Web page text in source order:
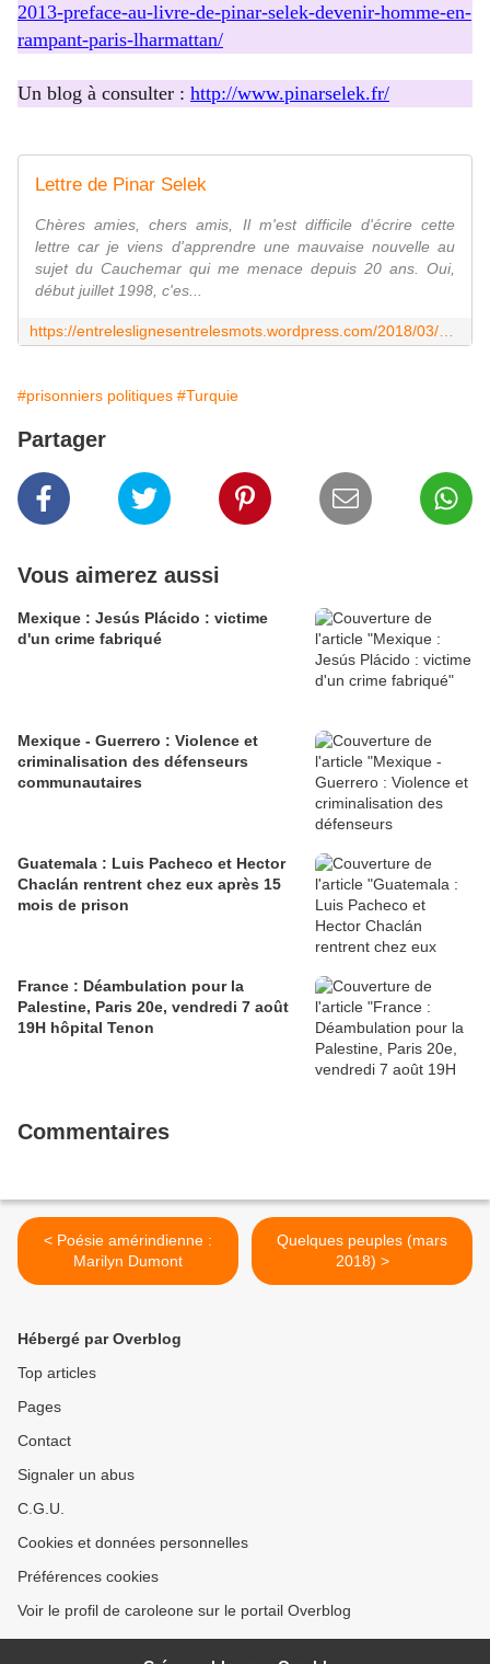
2013-preface-au-livre-de-pinar-selek-devenir-homme-en-
rampant-paris-lharmattan/
Un blog à consulter : http://www.pinarselek.fr/
Lettre de Pinar Selek
Chères amies, chers amis, Il m'est difficile d'écrire cette
lettre car je viens d'apprendre une mauvaise nouvelle au
sujet du Cauchemar qui me menace depuis 20 ans. Oui,
début juillet 1998, c'es...
https://entreleslignesentrelesmots.wordpress.com/2018/03/28/lettre-de-pinar-selek/
#prisonniers politiques #Turquie
Partager
Vous aimerez aussi
Mexique : Jesús Plácido : victime
d'un crime fabriqué
Mexique - Guerrero : Violence et
criminalisation des défenseurs
communautaires
Guatemala : Luis Pacheco et Hector
Chaclán rentrent chez eux après 15
mois de prison
France : Déambulation pour la
Palestine, Paris 20e, vendredi 7 août
19H hôpital Tenon
Commentaires
< Poésie amérindienne :
Marilyn Dumont
Quelques peuples (mars
2018) >
Hébergé par Overblog
Top articles
Pages
Contact
Signaler un abus
C.G.U.
Cookies et données personnelles
Préférences cookies
Voir le profil de caroleone sur le portail Overblog